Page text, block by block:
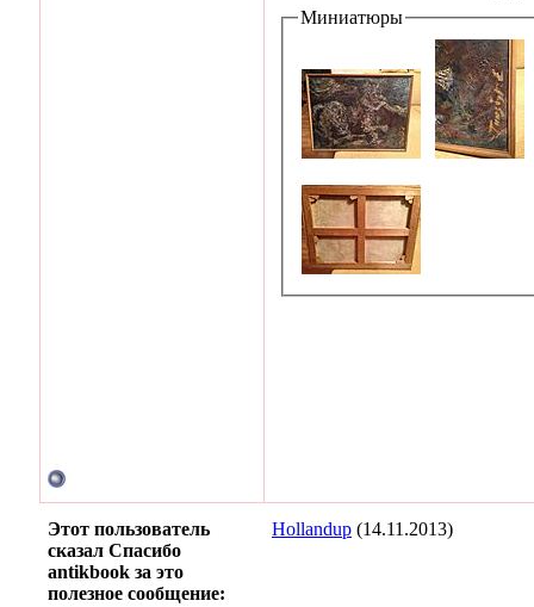
Миниатюры
Этот пользователь
сказал Спасибо
antikbook за это
полезное сообщение:
Hollandup (14.11.2013)